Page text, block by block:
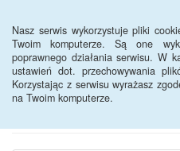
Nasz serwis wykorzystuje pliki
Twoim komputerze. Są one
poprawnego działania serwisu. W
ustawień dot. przechowywania
Korzystając z serwisu wyrażasz
na Twoim komputerze.
BIP - Urząd